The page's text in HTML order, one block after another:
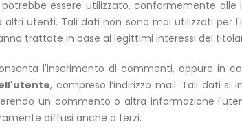
potrebbe essere utilizzato, conformemente
altri utenti. Tali dati non sono mai utilizzati
trattate in base ai legittimi interessi del
l'inserimento di commenti, oppure in
, compreso l’indirizzo mail. Tali dati si
un commento o altra informazione
diffusi anche a terzi.